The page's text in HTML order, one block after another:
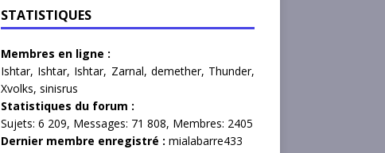
STATISTIQUES
Membres en ligne :
Ishtar, Ishtar, Ishtar, Zarnal, demether, Thunder,
Xvolks, sinisrus
Statistiques du forum :
Sujets: 6 209, Messages: 71 808, Membres: 2405
Dernier membre enregistré : mialabarre433